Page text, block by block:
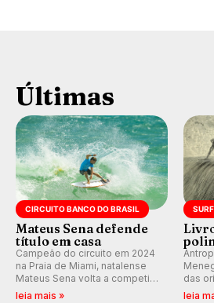
Últimas
CIRCUITO BANCO DO BRASIL
Mateus Sena defende
título em casa
Campeão do circuito em 2024
na Praia de Miami, natalense
Mateus Sena volta a competir
em casa em busca de manter a
leia mais »
das
leia